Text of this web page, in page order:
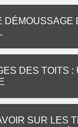
DÉMOUSSAGE
DES TOITS :
SUR LES